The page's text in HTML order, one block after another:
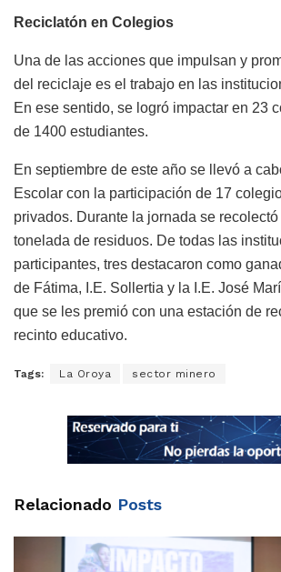
Reciclatón en Colegios
Una de las acciones que impulsan y
del reciclaje es el trabajo en las
En ese sentido, se logró impactar en 23
de 1400 estudiantes.
En septiembre de este año se llevó a
Escolar con la participación de 17
privados. Durante la jornada se recolectó
tonelada de residuos. De todas las
participantes, tres destacaron como
de Fátima, I.E. Sollertia y la I.E. José
que se les premió con una estación de
recinto educativo.
Tags: La Oroya sector minero
Relacionado Posts